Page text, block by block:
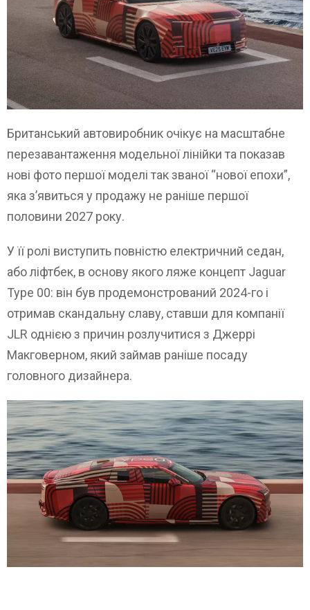
Британський автовиробник очікує на масштабне
перезавантаження модельної лінійки та показав
нові фото першої моделі так званої “нової епохи”,
яка з’явиться у продажу не раніше першої
половини 2027 року.
У її ролі виступить повністю електричний седан,
або ліфтбек, в основу якого ляже концепт Jaguar
Type 00: він був продемонстрований 2024-го і
отримав скандальну славу, ставши для компанії
JLR однією з причин розлучитися з Джеррі
Макговерном, який займав раніше посаду
головного дизайнера.